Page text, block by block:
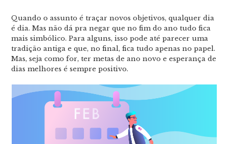
Quando o assunto é traçar novos objetivos, qualquer dia
é dia. Mas não dá pra negar que no fim do ano tudo fica
mais simbólico. Para alguns, isso pode até parecer uma
tradição antiga e que, no final, fica tudo apenas no papel.
Mas, seja como for, ter metas de ano novo e esperança de
dias melhores é sempre positivo.